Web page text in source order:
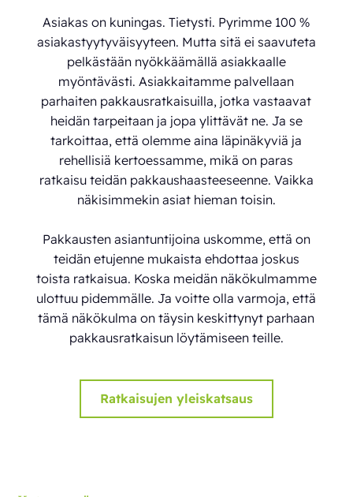
Asiakas on kuningas. Tietysti. Pyrimme 100 %
asiakastyytyväisyyteen. Mutta sitä ei saavuteta
pelkästään nyökkäämällä asiakkaalle
myöntävästi. Asiakkaitamme palvellaan
parhaiten pakkausratkaisuilla, jotka vastaavat
heidän tarpeitaan ja jopa ylittävät ne. Ja se
tarkoittaa, että olemme aina läpinäkyviä ja
rehellisiä kertoessamme, mikä on paras
ratkaisu teidän pakkaushaasteeseenne. Vaikka
näkisimmekin asiat hieman toisin.
Pakkausten asiantuntijoina uskomme, että on
teidän etujenne mukaista ehdottaa joskus
toista ratkaisua. Koska meidän näkökulmamme
ulottuu pidemmälle. Ja voitte olla varmoja, että
tämä näkökulma on täysin keskittynyt parhaan
pakkausratkaisun löytämiseen teille.
Ratkaisujen yleiskatsaus